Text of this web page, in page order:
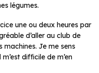
légumes.
une ou deux heures par
d’aller au club de
Je me sens
difficile de m’en